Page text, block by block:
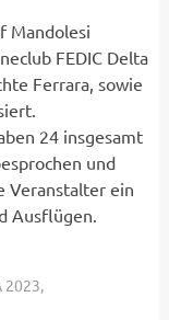
Mandolesi
FEDIC Delta
Ferrara, sowie
24 insgesamt
und
Veranstalter ein
Ausflügen.
2023,